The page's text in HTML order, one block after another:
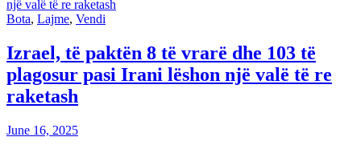
Bota, Lajme, Vendi
Izrael, të paktën 8 të vrarë dhe 103 të
plagosur pasi Irani lëshon një valë të re
raketash
June 16, 2025